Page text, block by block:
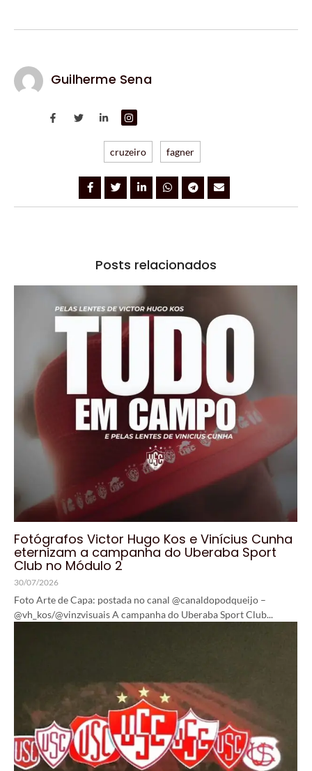
Guilherme Sena
cruzeiro fagner
Posts relacionados
Fotógrafos Victor Hugo Kos e Vinícius Cunha
eternizam a campanha do Uberaba Sport
Club no Módulo 2
30/07/2026
Foto Arte de Capa: postada no canal @canaldopodqueijo –
@vh_kos/@vinzvisuais A campanha do Uberaba Sport Club...